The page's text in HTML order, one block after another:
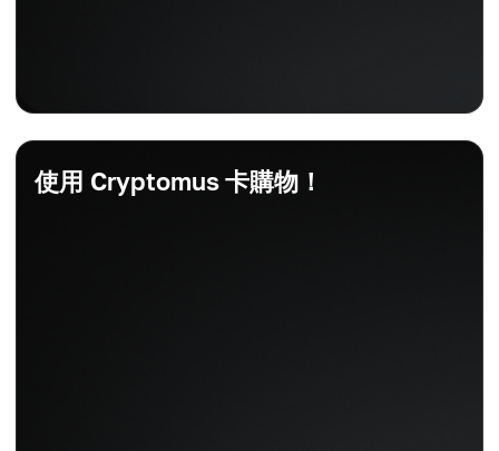
使用 Cryptomus 卡購物！